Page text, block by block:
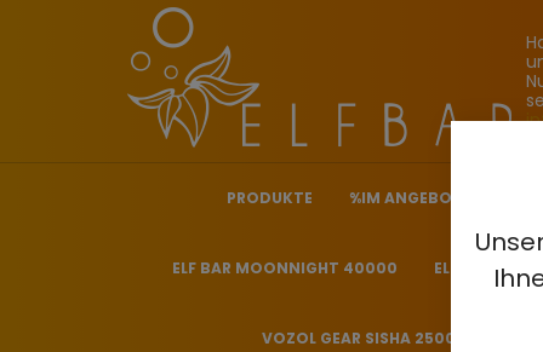
PRODUKTE %IM ANGEBOT%
ELF BAR MOONNIGHT 40000 ELF BAR
VOZOL GEAR SISHA 25000 - 0.5%